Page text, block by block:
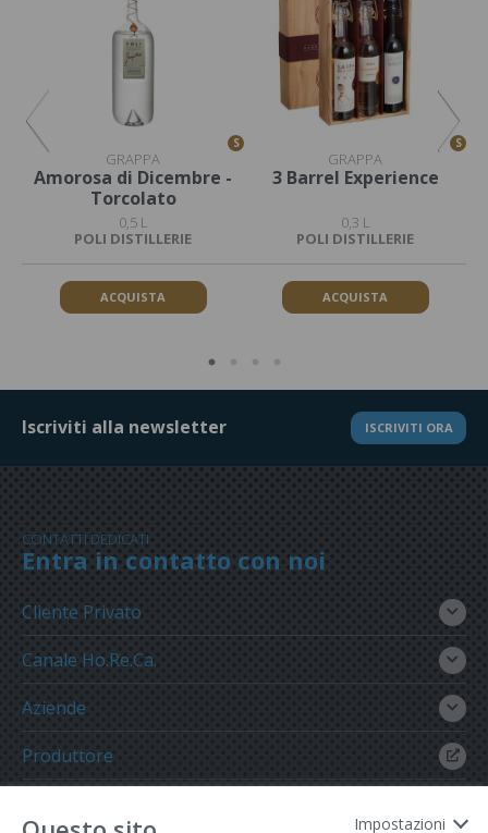
S
GRAPPA
Amorosa di Dicembre -
Torcolato
0,5 L
POLI DISTILLERIE
ACQUISTA
S
GRAPPA
3 Barrel Experience
0,3 L
POLI DISTILLERIE
ACQUISTA
Iscriviti alla newsletter ISCRIVITI ORA
CONTATTI DEDICATI
Entra in contatto con noi
Cliente Privato
Canale Ho.Re.Ca.
Aziende
Produttore
Impostazioni